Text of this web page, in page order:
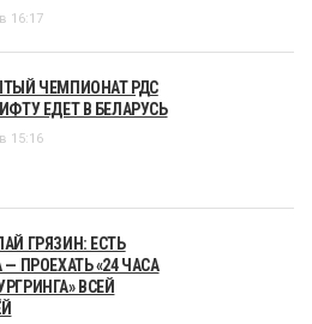
16:17
ЧЕМПИОНАТ РДС
ЕДЕТ В БЕЛАРУСЬ
15:16
ГРЯЗИН: ЕСТЬ
— ПРОЕХАТЬ «24 ЧАСА
ВСЕЙ